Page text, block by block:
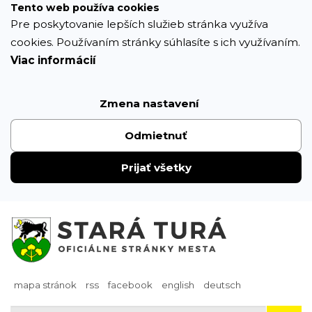
Prejsť
obsahu
Tento web používa cookies
Pre poskytovanie lepších služieb stránka využíva
cookies. Používaním stránky súhlasíte s ich využívaním.
Viac informácií
Zmena nastavení
Odmietnuť
Prijať všetky
mapa stránok rss facebook english deutsch